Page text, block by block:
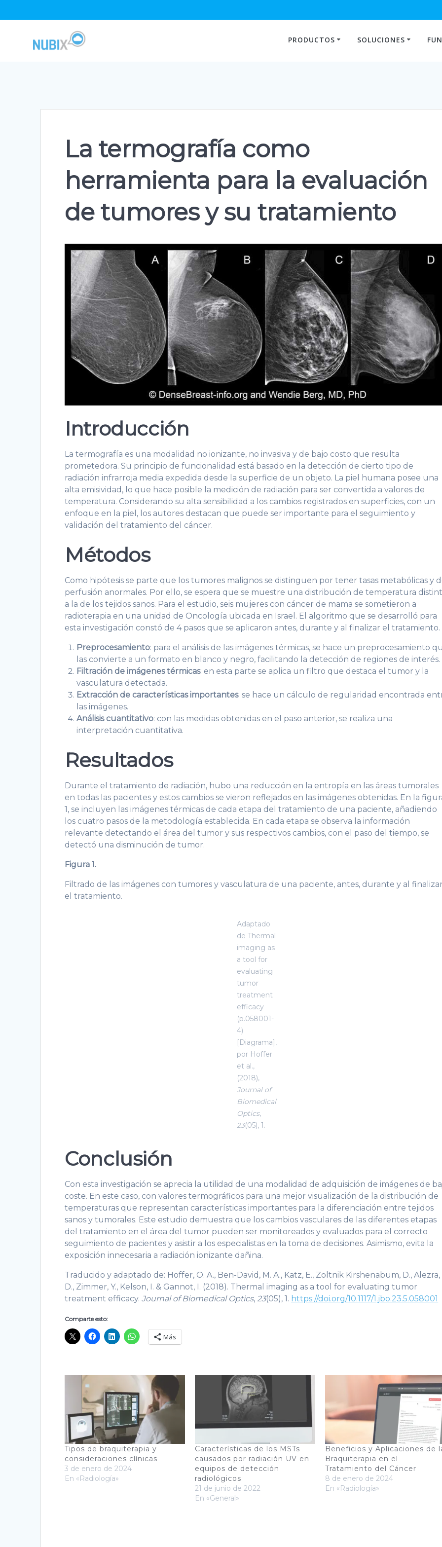
PRODUCTOS
SOLUCIONES
La termografía como
herramienta para la evaluación
de tumores y su tratamiento
Introducción
La termografía es una modalidad no ionizante, no invasiva y de bajo costo que resulta
prometedora. Su principio de funcionalidad está basado en la detección de cierto tipo de
radiación infrarroja media expedida desde la superficie de un objeto. La piel humana posee una
alta emisividad, lo que hace posible la medición de radiación para ser convertida a valores de
temperatura. Considerando su alta sensibilidad a los cambios registrados en superficies, con un
enfoque en la piel, los autores destacan que puede ser importante para el seguimiento y
validación del tratamiento del cáncer.
Métodos
Como hipótesis se parte que los tumores malignos se distinguen por tener tasas metabólicas y
perfusión anormales. Por ello, se espera que se muestre una distribución de temperatura
a la de los tejidos sanos. Para el estudio, seis mujeres con cáncer de mama se sometieron a
radioterapia en una unidad de Oncología ubicada en Israel. El algoritmo que se desarrolló para
esta investigación constó de 4 pasos que se aplicaron antes, durante y al finalizar el tratamiento.
Preprocesamiento: para el análisis de las imágenes térmicas, se hace un preprocesamiento
las convierte a un formato en blanco y negro, facilitando la detección de regiones de interés.
Filtración de imágenes térmicas: en esta parte se aplica un filtro que destaca el tumor y la
vasculatura detectada.
Extracción de características importantes: se hace un cálculo de regularidad encontrada
las imágenes.
Análisis cuantitativo: con las medidas obtenidas en el paso anterior, se realiza una
interpretación cuantitativa.
Resultados
Durante el tratamiento de radiación, hubo una reducción en la entropía en las áreas tumorales
en todas las pacientes y estos cambios se vieron reflejados en las imágenes obtenidas. En la
1, se incluyen las imágenes térmicas de cada etapa del tratamiento de una paciente, añadiendo
los cuatro pasos de la metodología establecida. En cada etapa se observa la información
relevante detectando el área del tumor y sus respectivos cambios, con el paso del tiempo, se
detectó una disminución de tumor.
Figura 1.
Filtrado de las imágenes con tumores y vasculatura de una paciente, antes, durante y al
el tratamiento.
Adaptado
de Thermal
imaging as
a tool for
evaluating
tumor
treatment
efficacy
(p.058001-
4)
[Diagrama],
por Hoffer
et al.,
(2018),
Journal of
Biomedical
Optics,
23(05), 1.
Conclusión
Con esta investigación se aprecia la utilidad de una modalidad de adquisición de imágenes de
coste. En este caso, con valores termográficos para una mejor visualización de la distribución de
temperaturas que representan características importantes para la diferenciación entre tejidos
sanos y tumorales. Este estudio demuestra que los cambios vasculares de las diferentes etapas
del tratamiento en el área del tumor pueden ser monitoreados y evaluados para el correcto
seguimiento de pacientes y asistir a los especialistas en la toma de decisiones. Asimismo, evita la
exposición innecesaria a radiación ionizante dañina.
Traducido y adaptado de: Hoffer, O. A., Ben-David, M. A., Katz, E., Zoltnik Kirshenabum, D., Alezra,
D., Zimmer, Y., Kelson, I. & Gannot, I. (2018). Thermal imaging as a tool for evaluating tumor
treatment efficacy.Journal of Biomedical Optics,23(05), 1. https://doi.org/10.1117/1.jbo.23.5.058001
Comparte esto:
Más
Tipos de braquiterapia y
consideraciones clínicas
3 de enero de 2024
En «Radiología»
Características de los MSTs
causados por radiación UV en
equipos de detección
radiológicos
21 de junio de 2022
En «General»
Beneficios y Aplicaciones de
Braquiterapia en el
Tratamiento del Cáncer
8 de enero de 2024
En «Radiología»